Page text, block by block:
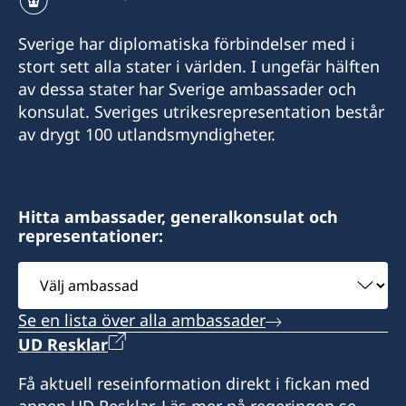
Sverige har diplomatiska förbindelser med i
stort sett alla stater i världen. I ungefär hälften
av dessa stater har Sverige ambassader och
konsulat. Sveriges utrikesrepresentation består
av drygt 100 utlandsmyndigheter.
Hitta ambassader, generalkonsulat och
representationer:
ambassad
Se en lista över alla ambassader
UD Resklar
Få aktuell reseinformation direkt i fickan med